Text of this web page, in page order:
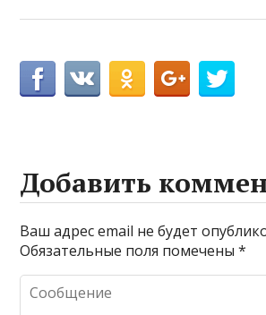
Добавить
Ваш адрес email не будет
Обязательные поля помечены*